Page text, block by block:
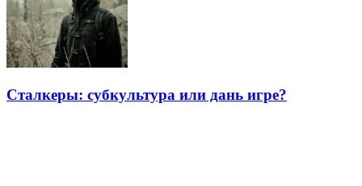
Сталкеры: субкультура или дань игре?